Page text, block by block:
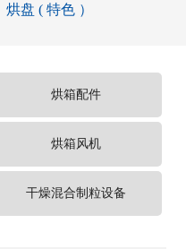
烘盘 ( 特色 ）
烘箱配件
烘箱风机
干燥混合制粒设备